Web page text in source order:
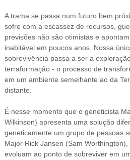
A trama se passa num futuro bem
sofre com a escassez de recursos,
previsões não são otimistas e
inabitável em poucos anos. Nossa
sobrevivência passa a ser a
terraformação - o processo de
em um ambiente semelhante ao da
distante.
É nesse momento que o geneticista
Wilkinson) apresenta uma solução
geneticamente um grupo de pessoas
Major Rick Jansen (Sam
evoluam ao ponto de sobreviver em